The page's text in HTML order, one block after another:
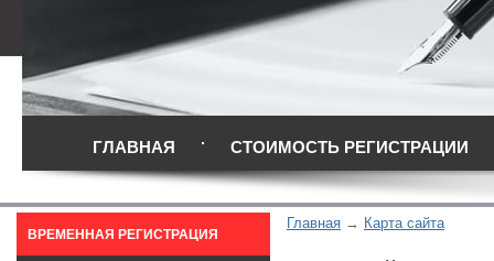
ГЛАВНАЯ СТОИМОСТЬ РЕГИСТРАЦИИ
Главная Карта сайта
ВРЕМЕННАЯ РЕГИСТРАЦИЯ